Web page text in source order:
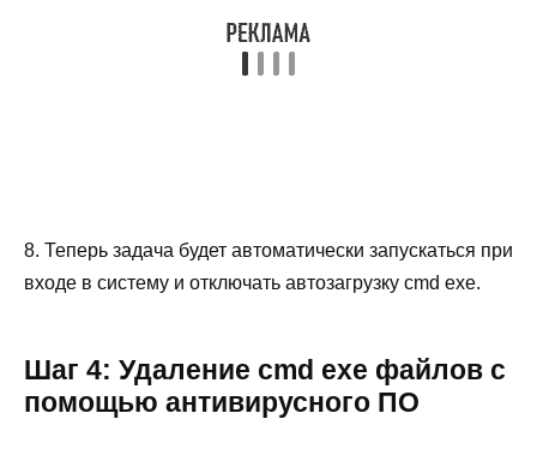
8. Теперь задача будет автоматически запускаться при
входе в систему и отключать автозагрузку cmd exe.
Шаг 4: Удаление cmd exe файлов с
помощью антивирусного ПО